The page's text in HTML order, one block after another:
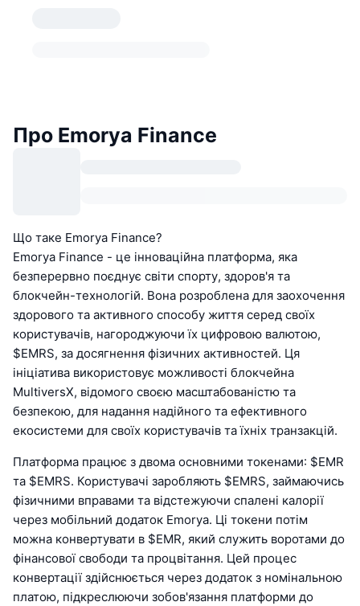
Про Emorya Finance
Що таке Emorya Finance?
Emorya Finance - це інноваційна платформа, яка
безперервно поєднує світи спорту, здоров'я та
блокчейн-технологій. Вона розроблена для заохочення
здорового та активного способу життя серед своїх
користувачів, нагороджуючи їх цифровою валютою,
$EMRS, за досягнення фізичних активностей. Ця
ініціатива використовує можливості блокчейна
MultiversX, відомого своєю масштабованістю та
безпекою, для надання надійного та ефективного
екосистеми для своїх користувачів та їхніх транзакцій.
Платформа працює з двома основними токенами: $EMR
та $EMRS. Користувачі заробляють $EMRS, займаючись
фізичними вправами та відстежуючи спалені калорії
через мобільний додаток Emorya. Ці токени потім
можна конвертувати в $EMR, який служить воротами до
фінансової свободи та процвітання. Цей процес
конвертації здійснюється через додаток з номінальною
платою, підкреслюючи зобов'язання платформи до